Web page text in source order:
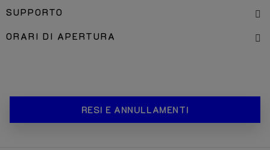
SUPPORTO
ORARI DI APERTURA
RESI E ANNULLAMENTI